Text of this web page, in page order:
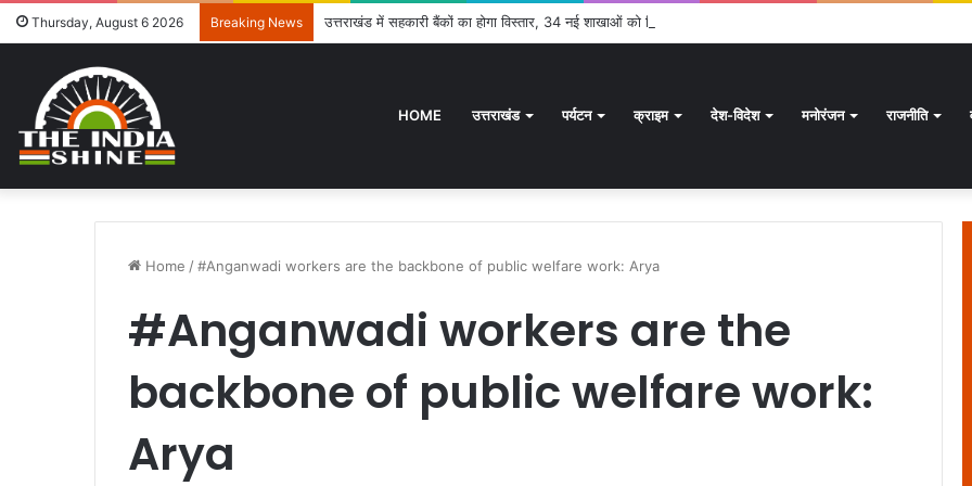
Thursday, August 6 2026 Breaking News उत्तराखंड में सहकारी बैंकों का होगा विस्तार, 34 नई शाखाओं को मिली मंजूरी
HOME उत्तराखंड पर्यटन क्राइम देश-विदेश मनोरंजन राजनीति
Home /#Anganwadi workers are the backbone of public welfare work: Arya
#Anganwadi workers are the
backbone of public welfare work:
Arya